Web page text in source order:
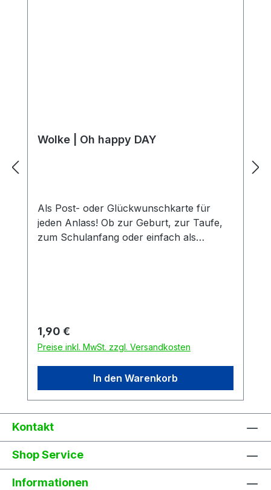
Wolke | Oh happy DAY
Als Post- oder Glückwunschkarte für
jeden Anlass! Ob zur Geburt, zur Taufe,
zum Schulanfang oder einfach als
Regulärer Preis:
1,90 €
Preise inkl. MwSt. zzgl. Versandkosten
In den Warenkorb
Kontakt
Shop Service
Informationen